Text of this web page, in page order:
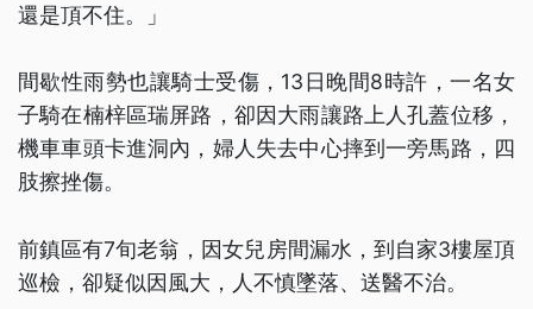
還是頂不住。」
間歇性雨勢也讓騎士受傷，13日晚間8時許，一名女
子騎在楠梓區瑞屏路，卻因大雨讓路上人孔蓋位移，
機車車頭卡進洞內，婦人失去中心摔到一旁馬路，四
肢擦挫傷。
前鎮區有7旬老翁，因女兒房間漏水，到自家3樓屋頂
巡檢，卻疑似因風大，人不慎墜落、送醫不治。